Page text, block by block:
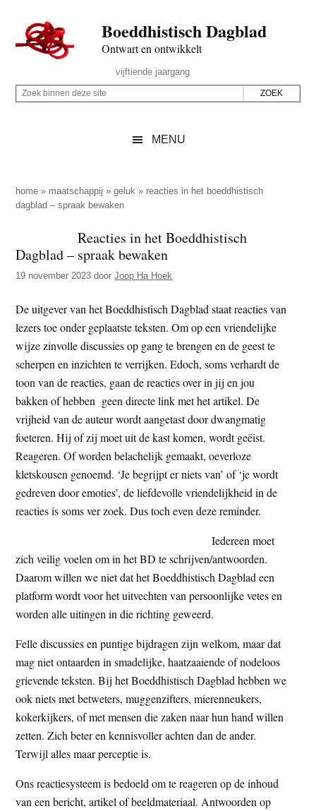
naar
de
inhoud
secondary
naar
de
sidebar
naar
de
Boeddhistisch Dagblad
Ontwart en ontwikkelt
Rechts
vijftiende jaargang
Z
p
d
z
e
i
t
e
Z
i
n
n
d
z
e
s
i
t
e
MENU
home » maatschappij »geluk » reacties in het boeddhistisch
dagblad – spraak bewaken
Reacties in het Boeddhistisch
Dagblad – spraak bewaken
19 november 2023 doorJoop Ha Hoek
De uitgever van het Boeddhistisch Dagblad staat reacties van
lezers toe onder geplaatste teksten. Om op een vriendelijke
wijze zinvolle discussies op gang te brengen en de geest te
scherpen en inzichten te verrijken. Edoch, soms verhardt de
toon van de reacties, gaan de reacties over in jij en jou
bakken of hebben geen directe link met het artikel. De
vrijheid van de auteur wordt aangetast door dwangmatig
foeteren. Hij of zij moet uit de kast komen, wordt geëist.
Reageren. Of worden belachelijk gemaakt, oeverloze
kletskousen genoemd. ‘Je begrijpt er niets van’ of ‘je wordt
gedreven door emoties’, de liefdevolle vriendelijkheid in de
reacties is soms ver zoek. Dus toch even deze reminder.
Iedereen moet
zich veilig voelen om in het BD te schrijven/antwoorden.
Daarom willen we niet dat het Boeddhistisch Dagblad een
platform wordt voor het uitvechten van persoonlijke vetes en
worden alle uitingen in die richting geweerd.
Felle discussies en puntige bijdragen zijn welkom, maar dat
mag niet ontaarden in smadelijke, haatzaaiende of nodeloos
grievende teksten. Bij het Boeddhistisch Dagblad hebben we
ook niets met betweters, muggenzifters, mierenneukers,
kokerkijkers, of met mensen die zaken naar hun hand willen
zetten. Zich beter en kennisvoller achten dan de ander.
Terwijl alles maar perceptie is.
Ons reactiesysteem is bedoeld om te reageren op de inhoud
van een bericht, artikel of beeldmateriaal. Antwoorden op